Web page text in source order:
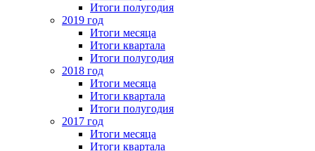
Итоги полугодия
2019 год
Итоги месяца
Итоги квартала
Итоги полугодия
2018 год
Итоги месяца
Итоги квартала
Итоги полугодия
2017 год
Итоги месяца
Итоги квартала